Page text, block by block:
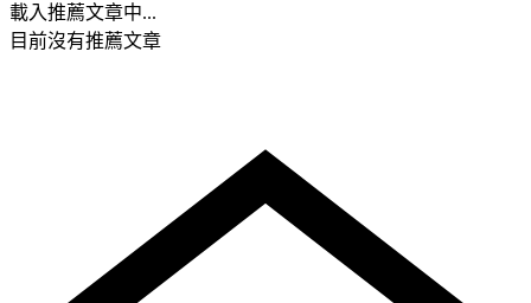
載入推薦文章中...
目前沒有推薦文章